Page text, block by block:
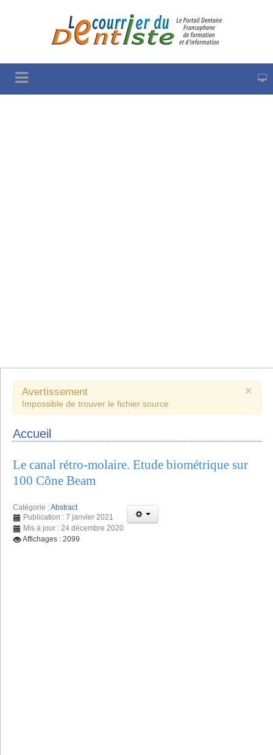
×
Avertissement
Impossible de trouver le fichier source
Accueil
Le canal rétro-molaire. Etude biométrique sur
100 Cône Beam
Catégorie :Abstract
Publication : 7 janvier 2021
Mis à jour : 24 décembre 2020
Affichages : 2099